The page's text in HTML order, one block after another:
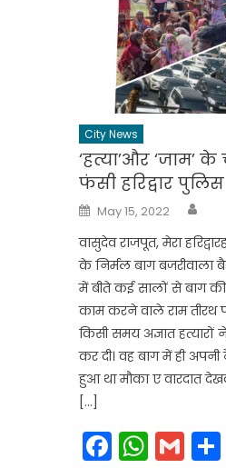
City News
‘हत्या’और ‘जाम’
फंसी हरिद्वार पुलिस
Posted
on
May 15, 2022
वासुदेव राजपूत, मेरा
के निर्मल बाग बजरीवाला
में बीते कई सालों से बाग की
काम करने वाले राम तीरथ
किसी समय अज्ञात
कर दी। वह बाग में ही अपनी
हुआ था मौका ए वारदात
[…]